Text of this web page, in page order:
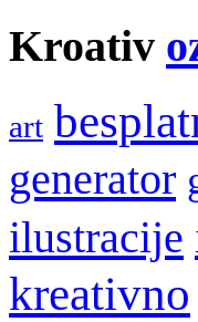
Kroativ
art
generator
ilustracije
kreativno